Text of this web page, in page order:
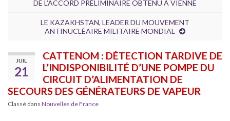
DE L’ACCORD PRÉLIMINAIRE OBTENU À VIENNE
LE KAZAKHSTAN, LEADER DU MOUVEMENT
ANTINUCLÉAIRE MILITAIRE MONDIAL
JUIL
21
CATTENOM : DÉTECTION TARDIVE DE
L’INDISPONIBILITÉ D’UNE POMPE DU
CIRCUIT D’ALIMENTATION DE
SECOURS DES GÉNÉRATEURS DE VAPEUR
Classé dans Nouvelles de France